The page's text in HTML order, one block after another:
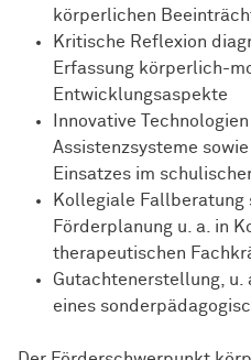
körperlichen
Kritische Reflexion
Erfassung körperlich-
Entwicklungsaspekte
Innovative
Assistenzsysteme
Einsatzes im
Kollegiale
Förderplanung u. a. in
therapeutischen
Gutachtenerstellung, u.
eines